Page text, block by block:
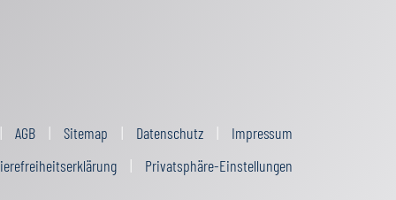
AGB Sitemap Datenschutz
Impressum
Privatsphäre-Einstellungen